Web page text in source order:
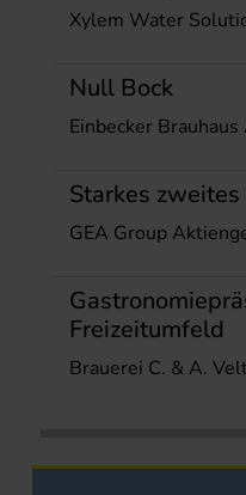
Xylem Water
Null Bock
Einbecker Brauhaus
Starkes
GEA Group
Freizeitumfeld
Brauerei C. & A.